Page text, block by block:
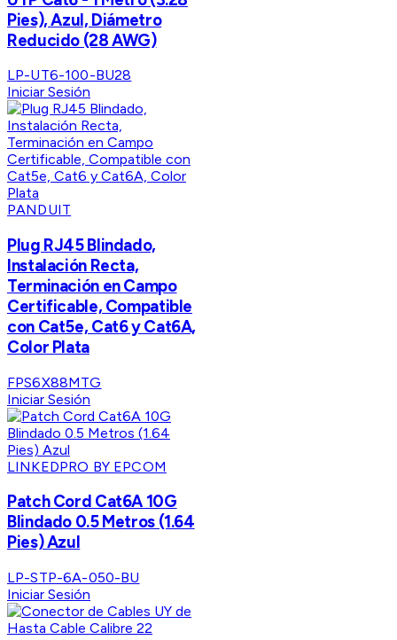
Pies), Azul, Diámetro
Reducido (28 AWG)
LP-UT6-100-BU28
Iniciar Sesión
PANDUIT
Plug RJ45 Blindado,
Instalación Recta,
Terminación en Campo
Certificable, Compatible
con Cat5e, Cat6 y Cat6A,
Color Plata
FPS6X88MTG
Iniciar Sesión
LINKEDPRO BY EPCOM
Patch Cord Cat6A 10G
Blindado 0.5 Metros (1.64
Pies) Azul
LP-STP-6A-050-BU
Iniciar Sesión